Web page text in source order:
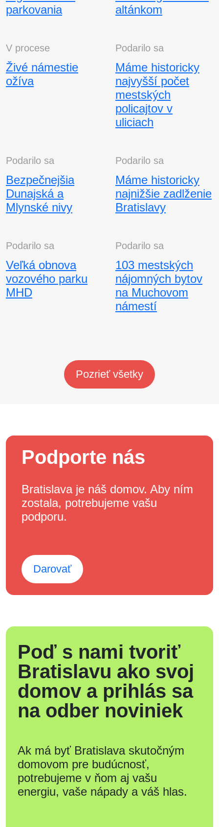
parkovania
altánkom
V procese
Živé námestie
ožíva
Podarilo sa
Máme historicky
najvyšší počet
mestských
policajtov v
uliciach
Podarilo sa
Bezpečnejšia
Dunajská a
Mlynské nivy
Podarilo sa
Máme historicky
najnižšie zadlženie
Bratislavy
Podarilo sa
Veľká obnova
vozového parku
MHD
Podarilo sa
103 mestských
nájomných bytov
na Muchovom
námestí
Pozrieť všetky
Podporte nás
Bratislava je náš domov. Aby ním
zostala, potrebujeme vašu
podporu.
Darovať
Poď s nami tvoriť
Bratislavu ako svoj
domov a prihlás sa
na odber noviniek
Ak má byť Bratislava skutočným
domovom pre budúcnosť,
potrebujeme v ňom aj vašu
energiu, vaše nápady a váš hlas.